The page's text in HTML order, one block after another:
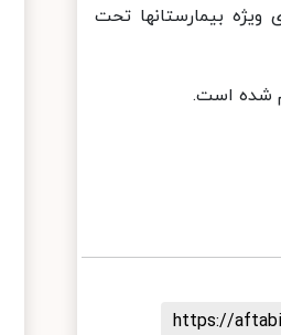
های مراقبت های ویژه بیمارستانها تحت
https://